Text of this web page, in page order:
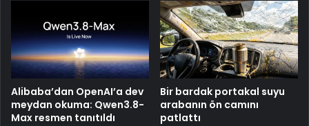
Alibaba’dan OpenAI’a dev
meydan okuma: Qwen3.8-
Max resmen tanıtıldı
Bir bardak portakal suyu
arabanın ön camını
patlattı